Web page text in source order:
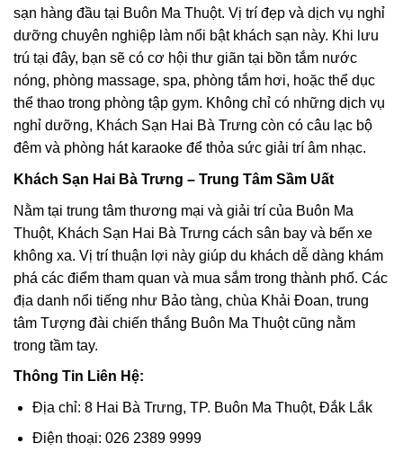
sạn hàng đầu tại Buôn Ma Thuột. Vị trí đẹp và dịch vụ nghỉ
dưỡng chuyên nghiệp làm nổi bật khách sạn này. Khi lưu
trú tại đây, bạn sẽ có cơ hội thư giãn tại bồn tắm nước
nóng, phòng massage, spa, phòng tắm hơi, hoặc thể dục
thể thao trong phòng tập gym. Không chỉ có những dịch vụ
nghỉ dưỡng, Khách Sạn Hai Bà Trưng còn có câu lạc bộ
đêm và phòng hát karaoke để thỏa sức giải trí âm nhạc.
Khách Sạn Hai Bà Trưng – Trung Tâm Sầm Uất
Nằm tại trung tâm thương mại và giải trí của Buôn Ma
Thuột, Khách Sạn Hai Bà Trưng cách sân bay và bến xe
không xa. Vị trí thuận lợi này giúp du khách dễ dàng khám
phá các điểm tham quan và mua sắm trong thành phố. Các
địa danh nổi tiếng như Bảo tàng, chùa Khải Đoan, trung
tâm Tượng đài chiến thắng Buôn Ma Thuột cũng nằm
trong tầm tay.
Thông Tin Liên Hệ:
Địa chỉ: 8 Hai Bà Trưng, TP. Buôn Ma Thuột, Đắk Lắk
Điện thoại: 026 2389 9999